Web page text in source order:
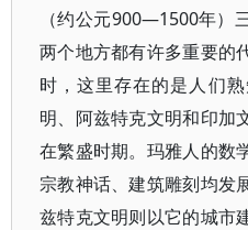
（约公元900—1500年）
两个地方都有许多重要的
时，这里存在的是人们
明、阿兹特克文明和印加
在繁盛时期。玛雅人的数
宗教神话、建筑雕刻均发
兹特克文明则以它的城市